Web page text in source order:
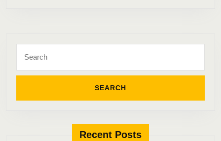
for:
Recent Posts